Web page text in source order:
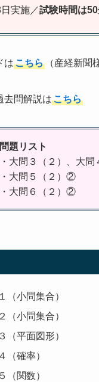
実施／試験時間は
はこちら （産経新聞
去問解説はこちら
題リスト
大問３（２）、大
大問５（２）②
問６（２）②
（小問集合）
（小問集合）
（平面図形）
（確率）
（関数）